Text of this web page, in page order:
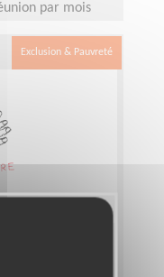
par mois
par le
Exclusion & Pauvreté
pour